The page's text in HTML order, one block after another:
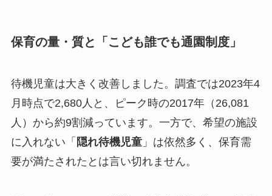
保育の量・質と「こども誰でも通園制度」
待機児童は大きく改善しました。調査では2023年4
月時点で2,680人と、ピーク時の2017年（26,081
人）から約9割減っています。一方で、希望の施設
に入れない「 隠れ待機児童」は依然多く、保育需
要が満たされたとは言い切れません。